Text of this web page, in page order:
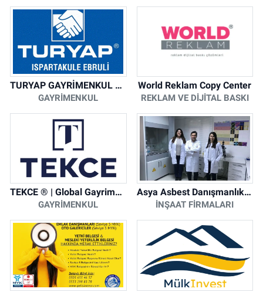
TURYAP GAYRİMENKUL DANIŞMANLIK HİZMETLERİ
GAYRIMENKUL
World Reklam Copy Center
REKLAM VE DIJITAL BASKI
TEKCE ® | Global Gayrimenkul Şirketi
GAYRIMENKUL
Asya Asbest Danışmanlık - Asbest Söküm ve Asbest Raporu
İNŞAAT FIRMALARI